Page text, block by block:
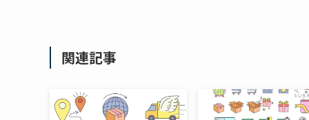
関連記事